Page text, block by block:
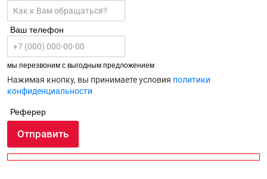
Ваш телефон
мы перезвоним с выгодным предложением
Нажимая кнопку, вы принимаете условия политики
конфиденциальности
Реферер
Отправить